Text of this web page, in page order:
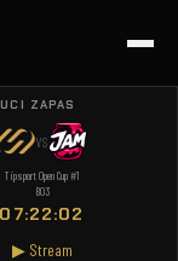
ZÁPAS
VS
Tipsport Open Cup #1
BO3
07:22:01
▶ Stream